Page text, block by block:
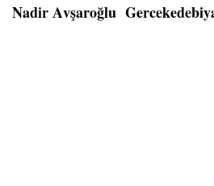
Nadir Avşaroğlu